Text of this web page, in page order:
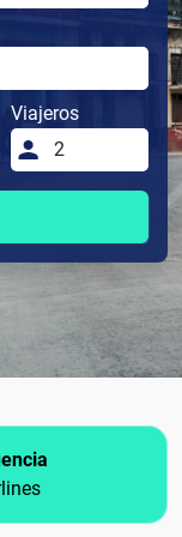
Viajeros